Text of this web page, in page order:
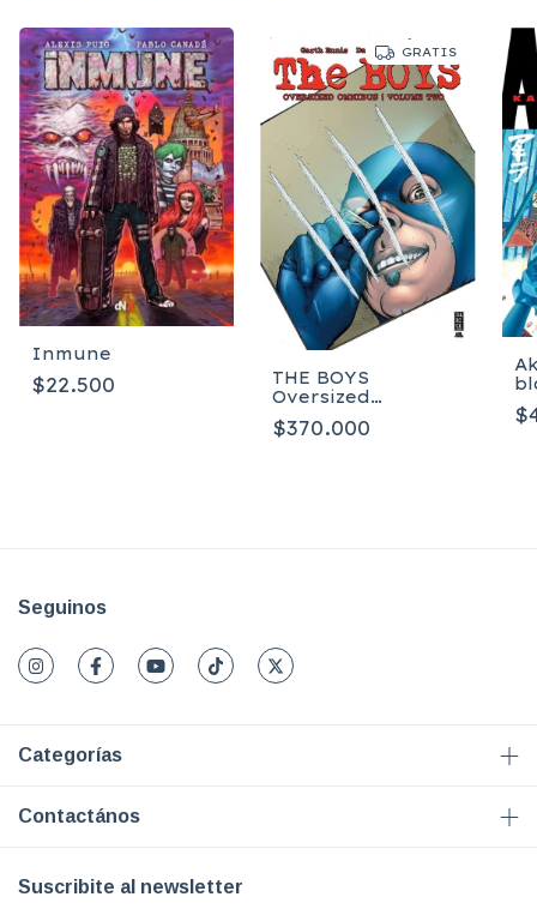
Inmune
$22.500
GRATIS
THE BOYS
Oversized
Hardcover
Omnibus Volume 2
$370.000
Seguinos
Categorías
Contactános
Suscribite al newsletter